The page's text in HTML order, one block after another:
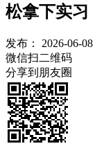
松拿下实习
发布： 2026-06-08
微信扫二维码
分享到朋友圈